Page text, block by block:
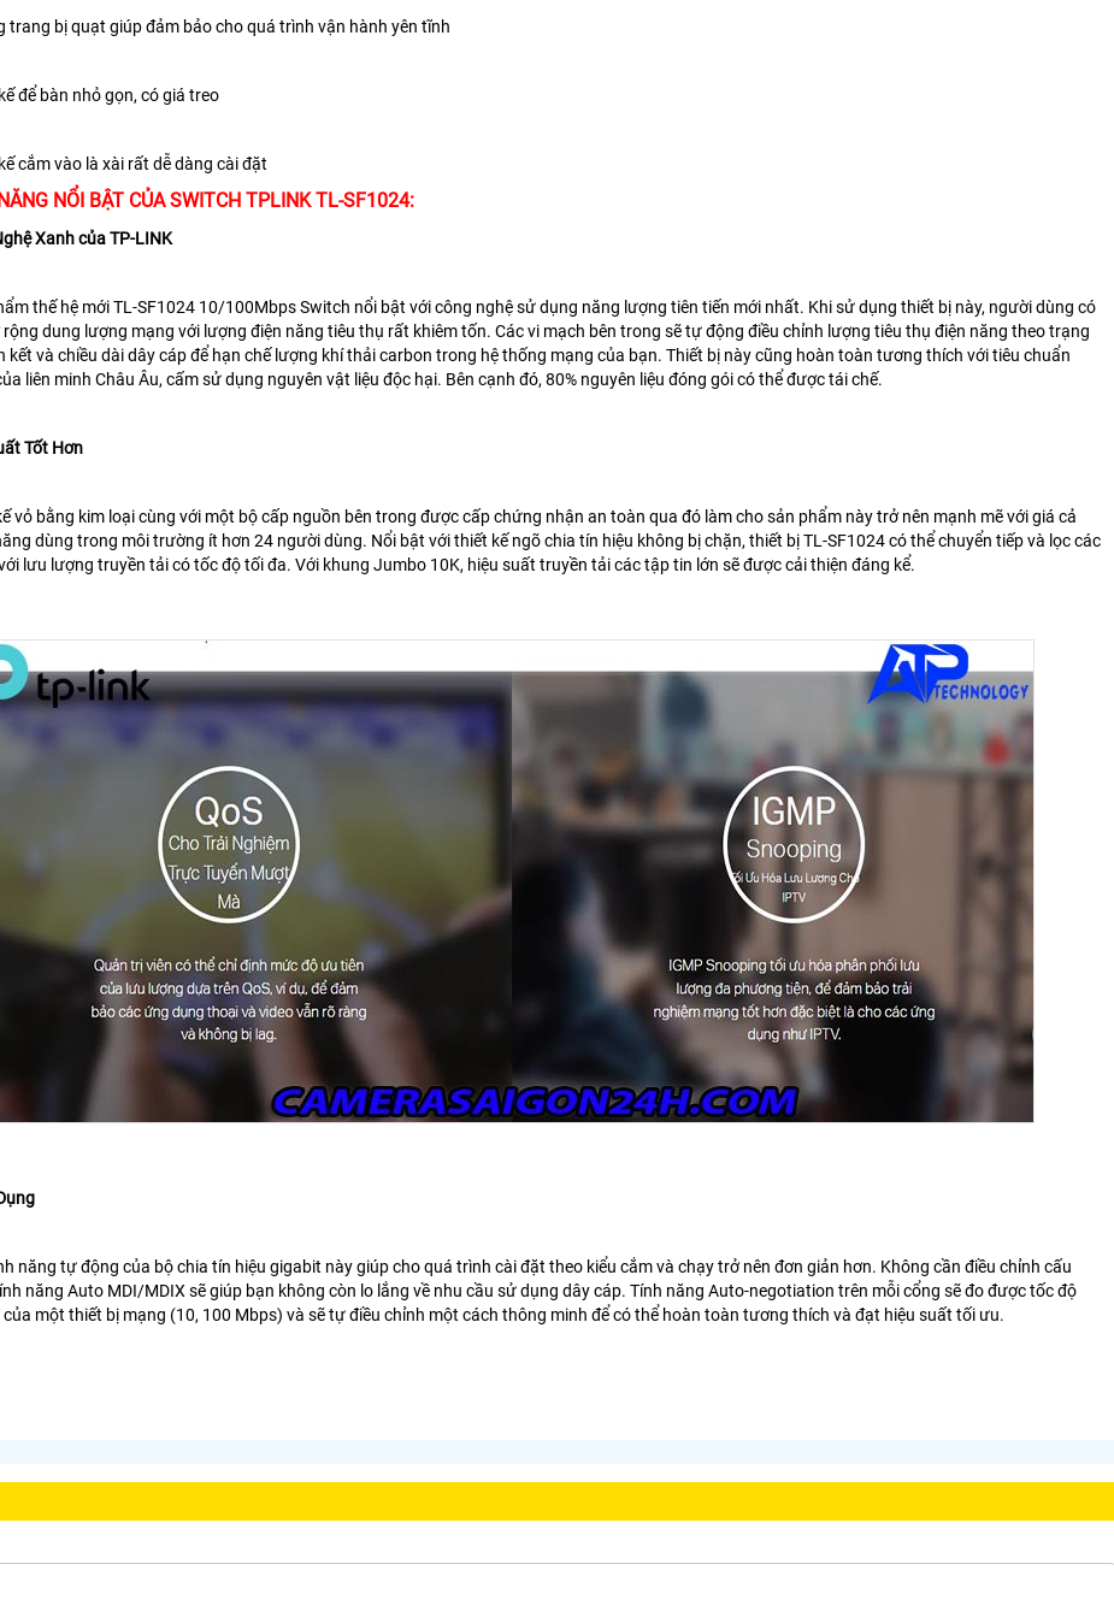
trang bị quạt giúp đảm bảo cho quá trình vận hành yên tĩnh
để bàn nhỏ gọn, có giá treo
cắm vào là xài rất dễ dàng cài đặt
NỔI BẬT CỦA SWITCH TPLINK TL-SF1024:
Xanh của TP-LINK
thế hệ mới TL-SF1024 10/100Mbps Switch nổi bật với công nghệ sử dụng năng lượng tiên tiến mới nhất. Khi sử dụng thiết bị này, người dùng có
rộng dung lượng mạng với lượng điện năng tiêu thụ rất khiêm tốn. Các vi mạch bên trong sẽ tự động điều chỉnh lượng tiêu thụ điện năng theo trạng
kết và chiều dài dây cáp để hạn chế lượng khí thải carbon trong hệ thống mạng của bạn. Thiết bị này cũng hoàn toàn tương thích với tiêu chuẩn
liên minh Châu Âu, cấm sử dụng nguyên vật liệu độc hại. Bên cạnh đó, 80% nguyên liệu đóng gói có thể được tái chế.
Tốt Hơn
vỏ bằng kim loại cùng với một bộ cấp nguồn bên trong được cấp chứng nhận an toàn qua đó làm cho sản phẩm này trở nên mạnh mẽ với giá cả
dùng trong môi trường ít hơn 24 người dùng. Nổi bật với thiết kế ngõ chia tín hiệu không bị chặn, thiết bị TL-SF1024 có thể chuyển tiếp và lọc các
lưu lượng truyền tải có tốc độ tối đa. Với khung Jumbo 10K, hiệu suất truyền tải các tập tin lớn sẽ được cải thiện đáng kể.
năng tự động của bộ chia tín hiệu gigabit này giúp cho quá trình cài đặt theo kiểu cắm và chạy trở nên đơn giản hơn. Không cần điều chỉnh cấu
năng Auto MDI/MDIX sẽ giúp bạn không còn lo lắng về nhu cầu sử dụng dây cáp. Tính năng Auto-negotiation trên mỗi cổng sẽ đo được tốc độ
của một thiết bị mạng (10, 100 Mbps) và sẽ tự điều chỉnh một cách thông minh để có thể hoàn toàn tương thích và đạt hiệu suất tối ưu.